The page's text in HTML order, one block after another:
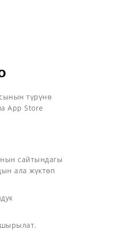
түрүнө
App Store
сайтындагы
ала жүктөп